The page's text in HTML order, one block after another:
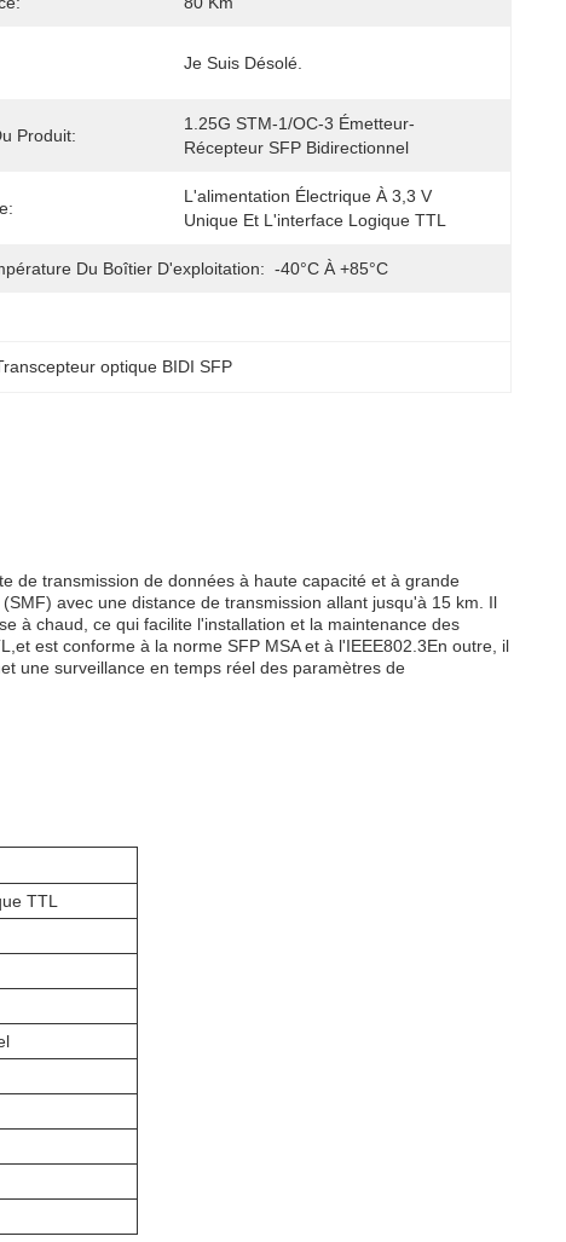
Je Suis Désolé.
Produit:
1.25G STM-1/OC-3 Émetteur-
Récepteur SFP Bidirectionnel
L'alimentation Électrique À 3,3 V
Unique Et L'interface Logique TTL
Du Boîtier D'exploitation: -40°C À +85°C
optique BIDI SFP
de transmission de données à haute capacité et à grande
avec une distance de transmission allant jusqu'à 15 km. Il
à chaud, ce qui facilite l'installation et la maintenance des
est conforme à la norme SFP MSA et à l'IEEE802.3En outre, il
une surveillance en temps réel des paramètres de
TTL